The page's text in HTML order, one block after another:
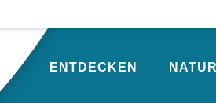
ENTDECKEN
IN SANKT GALLEN